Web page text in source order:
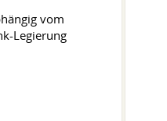
vom
Legierung